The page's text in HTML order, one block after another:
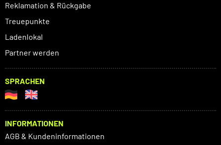
Reklamation & Rückgabe
Treuepunkte
Ladenlokal
Partner werden
SPRACHEN
INFORMATIONEN
AGB & Kundeninformationen